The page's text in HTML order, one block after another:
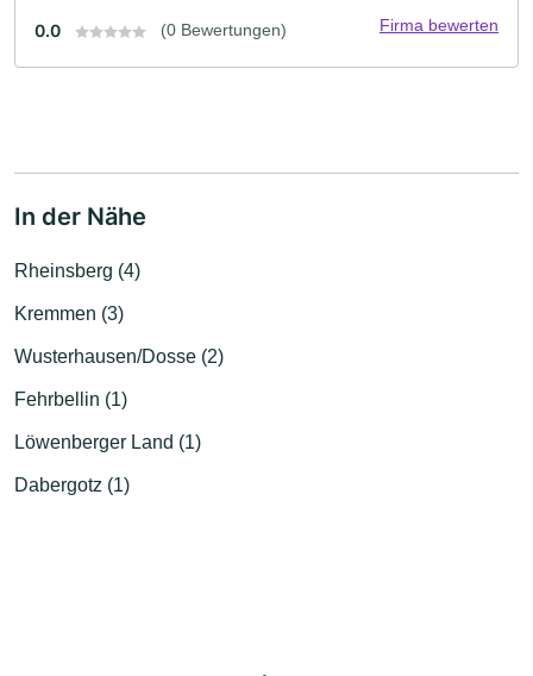
0.0 (0 Bewertungen) Firma bewerten
In der Nähe
Rheinsberg (4)
Kremmen (3)
Wusterhausen/Dosse (2)
Fehrbellin (1)
Löwenberger Land (1)
Dabergotz (1)